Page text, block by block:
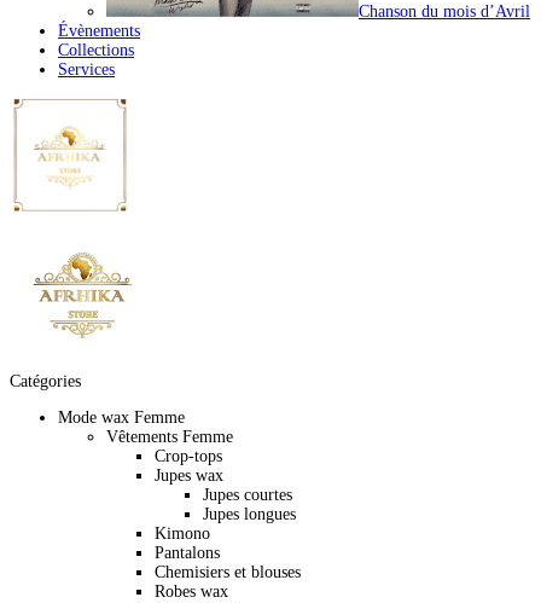
Chanson du mois d’Avril
Évènements
Collections
Services
Catégories
Mode wax Femme
Vêtements Femme
Crop-tops
Jupes wax
Jupes courtes
Jupes longues
Kimono
Pantalons
Chemisiers et blouses
Robes wax